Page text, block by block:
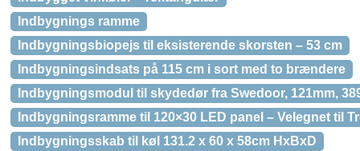
Indbygnings ramme
Indbygningsbiopejs til eksisterende skorsten – 53 cm
Indbygningsindsats på 115 cm i sort med to brændere
Indbygningsmodul til skydedør fra Swedoor, 121mm,
Indbygningsramme til 120×30 LED panel – Velegnet til
Indbygningsskab til køl 131.2 x 60 x 58cm HxBxD